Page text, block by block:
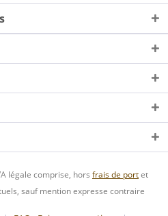
légale comprise, hors frais de portet
sauf mention expresse contraire